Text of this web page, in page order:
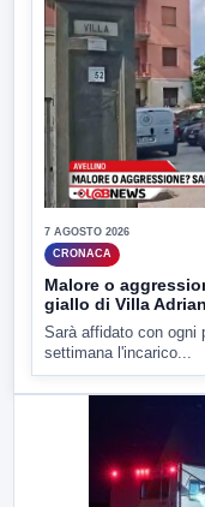
7 AGOSTO 2026
CRONACA
Malore o
giallo di Villa
Sarà affidato con ogni
settimana l'incarico...